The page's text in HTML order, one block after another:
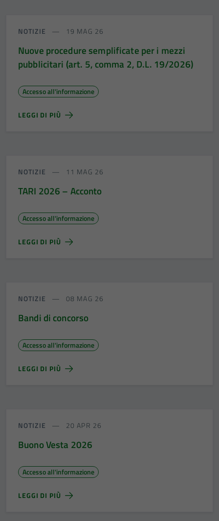
NOTIZIE 19 MAG 26
Nuove procedure semplificate per i mezzi
pubblicitari (art. 5, comma 2, D.L. 19/2026)
Accesso all'informazione
LEGGI DI PIÙ
NOTIZIE 11 MAG 26
TARI 2026 – Acconto
Accesso all'informazione
LEGGI DI PIÙ
NOTIZIE 08 MAG 26
Bandi di concorso
Accesso all'informazione
LEGGI DI PIÙ
NOTIZIE 20 APR 26
Buono Vesta 2026
Accesso all'informazione
LEGGI DI PIÙ
disabilitati.
Questi cookie